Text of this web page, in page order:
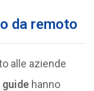
da remoto
alle aziende
guidehanno